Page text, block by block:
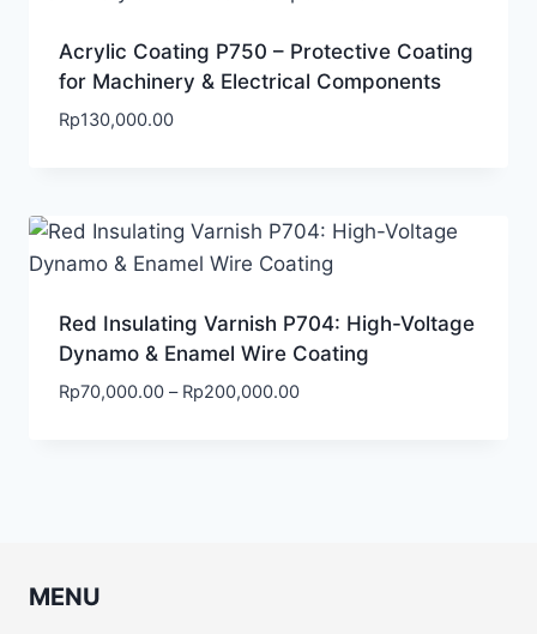
Acrylic Coating P750 – Protective Coating
for Machinery & Electrical Components
Rp130,000.00
Red Insulating Varnish P704: High-Voltage
Dynamo & Enamel Wire Coating
Rp70,000.00 – Rp200,000.00
MENU